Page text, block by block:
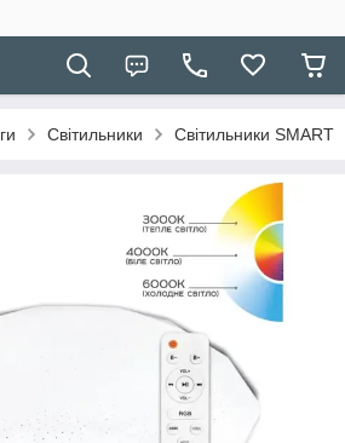
Світильники Світильники SMART